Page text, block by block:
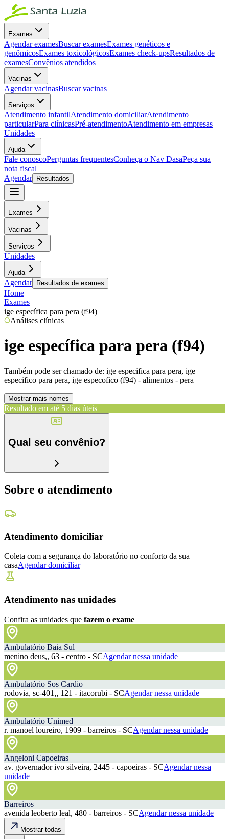
Exames
Agendar examesBuscar examesExames genéticos e
genômicosExames toxicológicosExames check-upsResultados de
examesConvênios atendidos
Vacinas
Agendar vacinasBuscar vacinas
Serviços
Atendimento infantilAtendimento domiciliarAtendimento
particularPara clínicasPré-atendimentoAtendimento em empresas
Unidades
Ajuda
Fale conoscoPerguntas frequentesConheça o Nav DasaPeça sua
nota fiscal
Agendar
Resultados
Exames
Vacinas
Serviços
Unidades
Ajuda
Agendar Resultados de exames
Home
Exames
ige específica para pera (f94)
Análises clínicas
ige específica para pera (f94)
Também pode ser chamado de: ige especifica para pera, ige
especifico para pera, ige especofico (f94) - alimentos - pera
Mostrar mais nomes
Resultado em até 5 dias úteis
Qual seu convênio?
Sobre o atendimento
Atendimento domiciliar
Coleta com a segurança do laboratório no conforto da sua
casaAgendar domiciliar
Atendimento nas unidades
Confira as unidades que fazem o exame
Ambulatório Baia Sul
menino deus,, 63 - centro - SCAgendar nessa unidade
Ambulatório Sos Cardio
rodovia, sc-401,, 121 - itacorubi - SCAgendar nessa unidade
Ambulatório Unimed
r. manoel loureiro, 1909 - barreiros - SCAgendar nessa unidade
Angeloni Capoeiras
av. governador ivo silveira, 2445 - capoeiras - SCAgendar nessa
unidade
Barreiros
avenida leoberto leal, 480 - barreiros - SCAgendar nessa unidade
Mostrar todas